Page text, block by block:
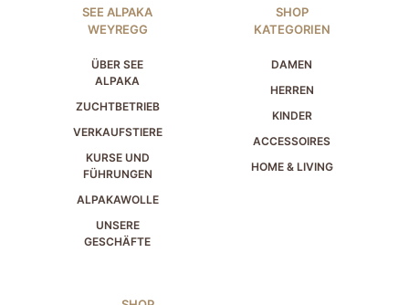
SEE ALPAKA
WEYREGG
ÜBER SEE
ALPAKA
ZUCHTBETRIEB
VERKAUFSTIERE
KURSE UND
FÜHRUNGEN
ALPAKAWOLLE
UNSERE
GESCHÄFTE
SHOP
KATEGORIEN
DAMEN
HERREN
KINDER
ACCESSOIRES
HOME & LIVING